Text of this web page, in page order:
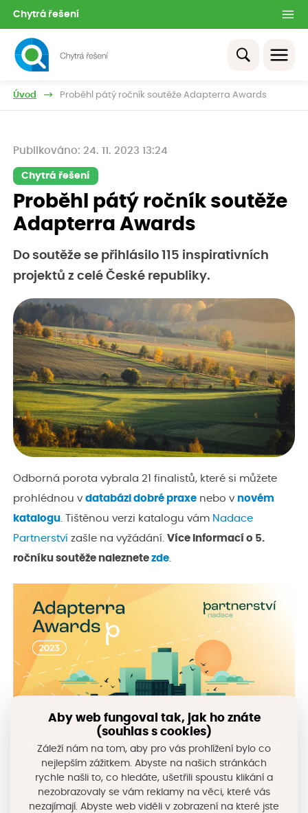
Chytrá řešení
Úvod Proběhl pátý ročník soutěže Adapterra Awards
Publikováno: 24. 11. 2023 13:24
Chytrá řešení
Proběhl pátý ročník soutěže
Adapterra Awards
Do soutěže se přihlásilo 115 inspirativních
projektů z celé České republiky.
Odborná porota vybrala 21 finalistů, které si můžete
prohlédnou v databázi dobré praxe nebo v novém
katalogu. Tištěnou verzi katalogu vám Nadace
Partnerství zašle na vyžádání. Více informací o 5.
ročníku soutěže naleznete zde.
Aby web fungoval tak, jak ho znáte
(souhlas s cookies)
Záleží nám na tom, aby pro vás prohlížení bylo co
nejlepším zážitkem. Abyste na našich stránkách
rychle našli to, co hledáte, ušetřili spoustu klikání a
nezobrazovaly se vám reklamy na věci, které vás
nezajímají. Abyste web viděli v zobrazení na které jste